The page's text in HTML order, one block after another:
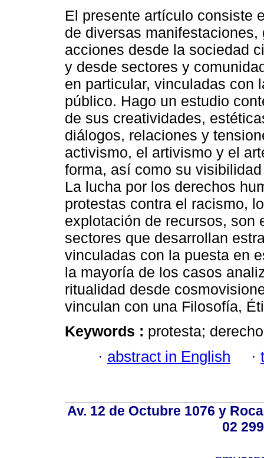
El presente artículo consiste
de diversas manifestaciones,
acciones desde la sociedad
y desde sectores y
en particular, vinculadas con
público. Hago un estudio
de sus creatividades,
diálogos, relaciones y
activismo, el artivismo y el
forma, así como su
La lucha por los derechos
protestas contra el racismo,
explotación de recursos, son
sectores que desarrollan
vinculadas con la puesta en
la mayoría de los casos
ritualidad desde
vinculan con una Filosofía,
Keywords : protesta;
· abstract in English ·
Av. 12 de Octubre 1076 y
02